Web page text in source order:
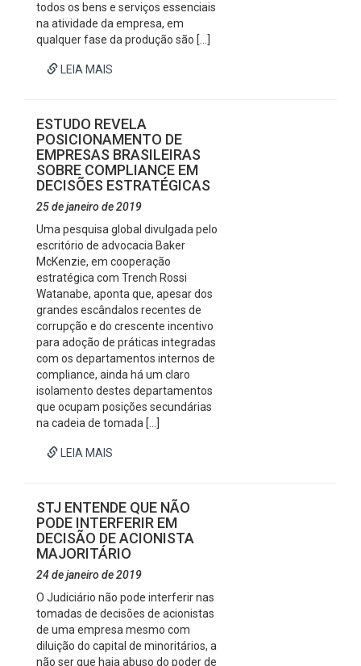
todos os bens e serviços essenciais
na atividade da empresa, em
qualquer fase da produção são […]
LEIA MAIS
ESTUDO REVELA
POSICIONAMENTO DE
EMPRESAS BRASILEIRAS
SOBRE COMPLIANCE EM
DECISÕES ESTRATÉGICAS
25 de janeiro de 2019
Uma pesquisa global divulgada pelo
escritório de advocacia Baker
McKenzie, em cooperação
estratégica com Trench Rossi
Watanabe, aponta que, apesar dos
grandes escândalos recentes de
corrupção e do crescente incentivo
para adoção de práticas integradas
com os departamentos internos de
compliance, ainda há um claro
isolamento destes departamentos
que ocupam posições secundárias
na cadeia de tomada […]
LEIA MAIS
STJ ENTENDE QUE NÃO
PODE INTERFERIR EM
DECISÃO DE ACIONISTA
MAJORITÁRIO
24 de janeiro de 2019
O Judiciário não pode interferir nas
tomadas de decisões de acionistas
de uma empresa mesmo com
diluição do capital de minoritários, a
não ser que haja abuso do poder de